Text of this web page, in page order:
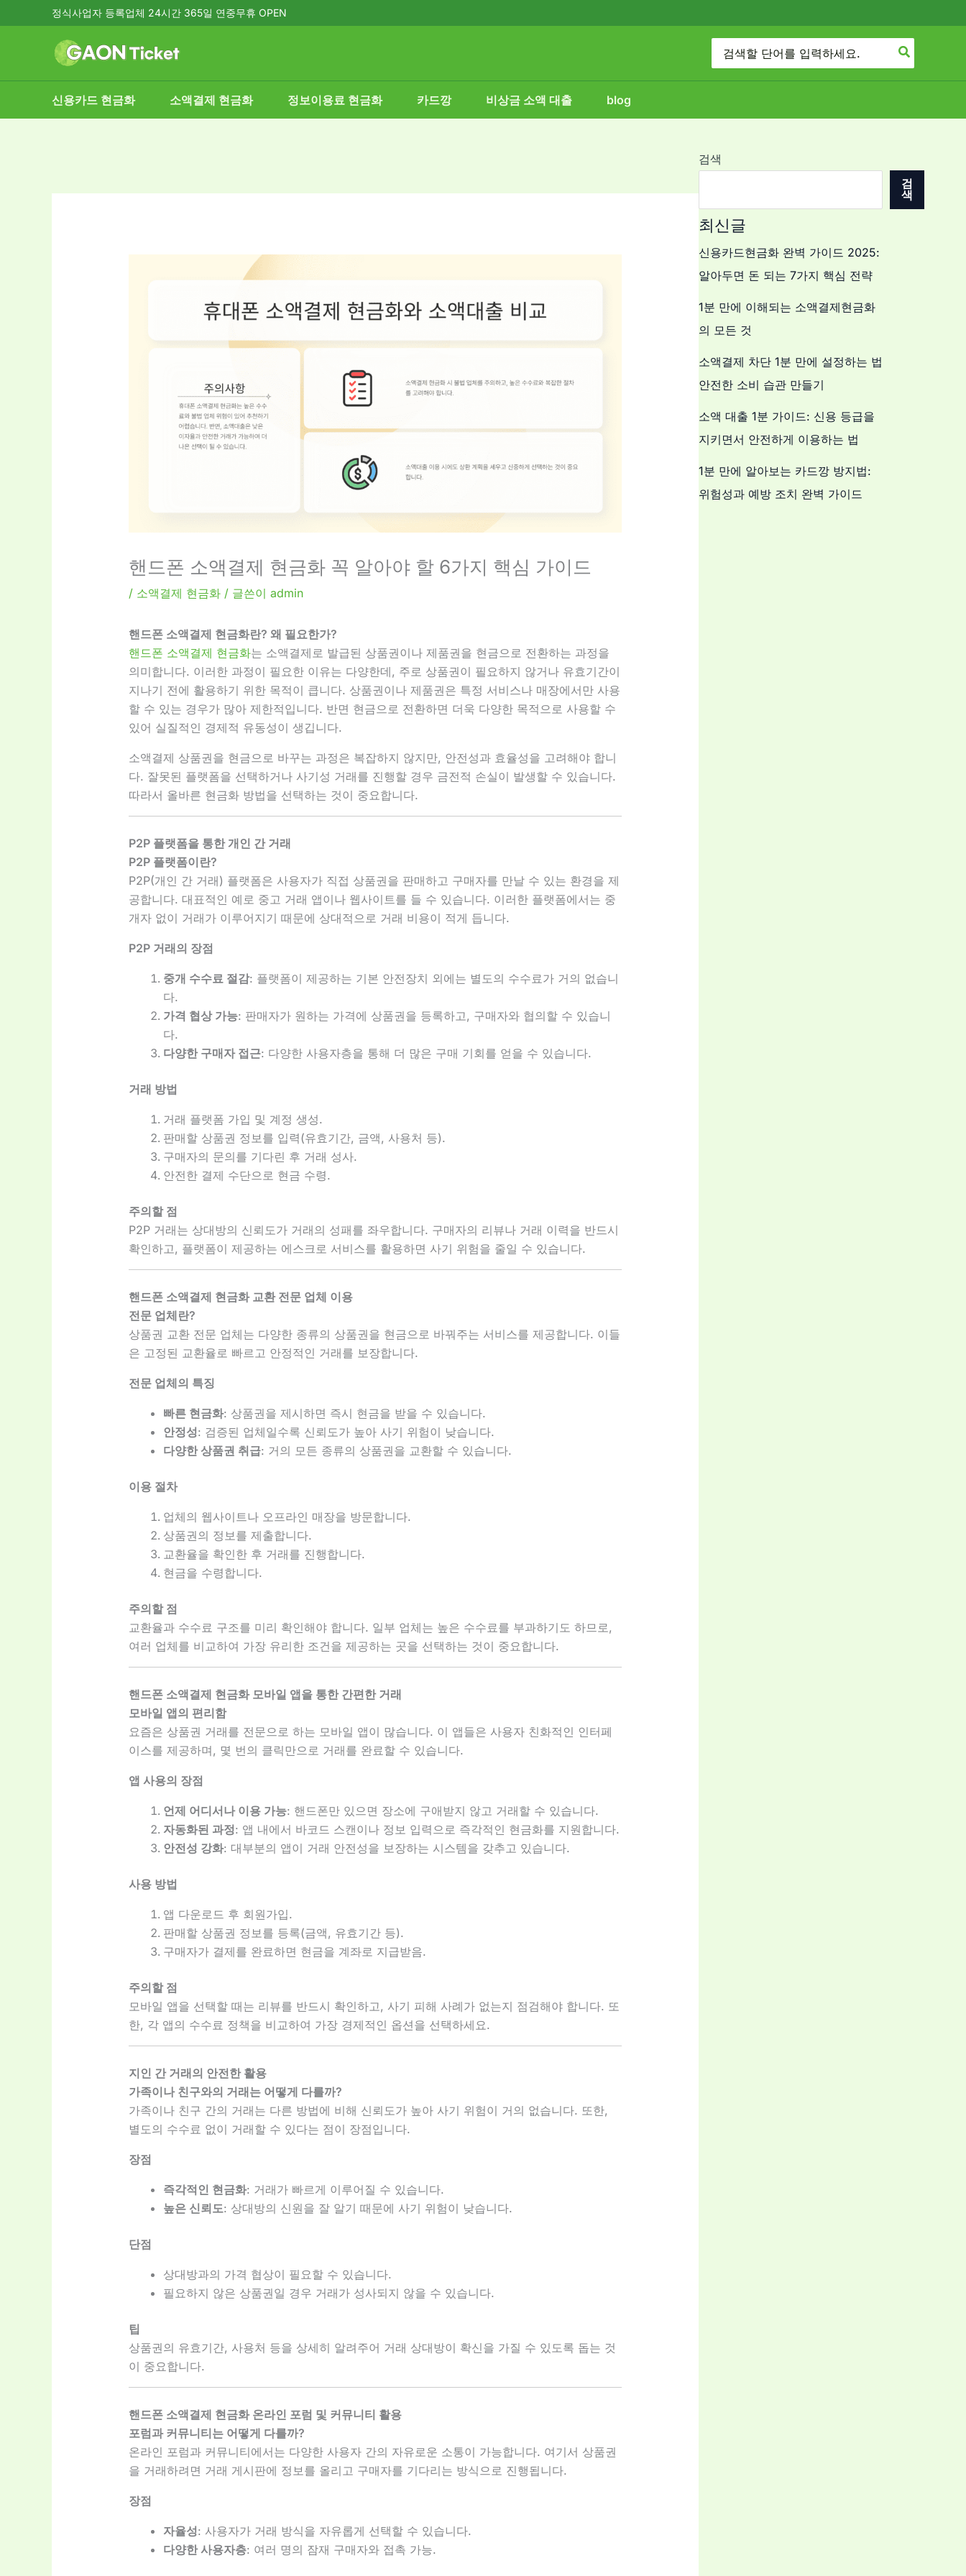
텐
건
뛰
정식사업자 등록업체 24시간 365일 연중무휴 OPEN
for:
신용카드 현금화 소액결제 현금화 정보이용료 현금화 카드깡 비상금 소액 대출 blog
핸드폰 소액결제 현금화 꼭 알아야 할 6가지 핵심 가이드
/ 소액결제 현금화/ 글쓴이 admin
핸드폰 소액결제 현금화란? 왜 필요한가?
핸드폰 소액결제 현금화는 소액결제로 발급된 상품권이나 제품권을 현금으로 전환하는 과정을
의미합니다. 이러한 과정이 필요한 이유는 다양한데, 주로 상품권이 필요하지 않거나 유효기간이
지나기 전에 활용하기 위한 목적이 큽니다. 상품권이나 제품권은 특정 서비스나 매장에서만 사용
할 수 있는 경우가 많아 제한적입니다. 반면 현금으로 전환하면 더욱 다양한 목적으로 사용할 수
있어 실질적인 경제적 유동성이 생깁니다.
소액결제 상품권을 현금으로 바꾸는 과정은 복잡하지 않지만, 안전성과 효율성을 고려해야 합니
다. 잘못된 플랫폼을 선택하거나 사기성 거래를 진행할 경우 금전적 손실이 발생할 수 있습니다.
따라서 올바른 현금화 방법을 선택하는 것이 중요합니다.
P2P 플랫폼을 통한 개인 간 거래
P2P 플랫폼이란?
P2P(개인 간 거래) 플랫폼은 사용자가 직접 상품권을 판매하고 구매자를 만날 수 있는 환경을 제
공합니다. 대표적인 예로 중고 거래 앱이나 웹사이트를 들 수 있습니다. 이러한 플랫폼에서는 중
개자 없이 거래가 이루어지기 때문에 상대적으로 거래 비용이 적게 듭니다.
P2P 거래의 장점
중개 수수료 절감: 플랫폼이 제공하는 기본 안전장치 외에는 별도의 수수료가 거의 없습니
다.
가격 협상 가능: 판매자가 원하는 가격에 상품권을 등록하고, 구매자와 협의할 수 있습니
다.
다양한 구매자 접근: 다양한 사용자층을 통해 더 많은 구매 기회를 얻을 수 있습니다.
거래 방법
거래 플랫폼 가입 및 계정 생성.
판매할 상품권 정보를 입력(유효기간, 금액, 사용처 등).
구매자의 문의를 기다린 후 거래 성사.
안전한 결제 수단으로 현금 수령.
주의할 점
P2P 거래는 상대방의 신뢰도가 거래의 성패를 좌우합니다. 구매자의 리뷰나 거래 이력을 반드시
확인하고, 플랫폼이 제공하는 에스크로 서비스를 활용하면 사기 위험을 줄일 수 있습니다.
핸드폰 소액결제 현금화 교환 전문 업체 이용
전문 업체란?
상품권 교환 전문 업체는 다양한 종류의 상품권을 현금으로 바꿔주는 서비스를 제공합니다. 이들
은 고정된 교환율로 빠르고 안정적인 거래를 보장합니다.
전문 업체의 특징
빠른 현금화: 상품권을 제시하면 즉시 현금을 받을 수 있습니다.
안정성: 검증된 업체일수록 신뢰도가 높아 사기 위험이 낮습니다.
다양한 상품권 취급: 거의 모든 종류의 상품권을 교환할 수 있습니다.
이용 절차
업체의 웹사이트나 오프라인 매장을 방문합니다.
상품권의 정보를 제출합니다.
교환율을 확인한 후 거래를 진행합니다.
현금을 수령합니다.
주의할 점
교환율과 수수료 구조를 미리 확인해야 합니다. 일부 업체는 높은 수수료를 부과하기도 하므로,
여러 업체를 비교하여 가장 유리한 조건을 제공하는 곳을 선택하는 것이 중요합니다.
핸드폰 소액결제 현금화 모바일 앱을 통한 간편한 거래
모바일 앱의 편리함
요즘은 상품권 거래를 전문으로 하는 모바일 앱이 많습니다. 이 앱들은 사용자 친화적인 인터페
이스를 제공하며, 몇 번의 클릭만으로 거래를 완료할 수 있습니다.
앱 사용의 장점
언제 어디서나 이용 가능: 핸드폰만 있으면 장소에 구애받지 않고 거래할 수 있습니다.
자동화된 과정: 앱 내에서 바코드 스캔이나 정보 입력으로 즉각적인 현금화를 지원합니다.
안전성 강화: 대부분의 앱이 거래 안전성을 보장하는 시스템을 갖추고 있습니다.
사용 방법
앱 다운로드 후 회원가입.
판매할 상품권 정보를 등록(금액, 유효기간 등).
구매자가 결제를 완료하면 현금을 계좌로 지급받음.
주의할 점
모바일 앱을 선택할 때는 리뷰를 반드시 확인하고, 사기 피해 사례가 없는지 점검해야 합니다. 또
한, 각 앱의 수수료 정책을 비교하여 가장 경제적인 옵션을 선택하세요.
지인 간 거래의 안전한 활용
가족이나 친구와의 거래는 어떻게 다를까?
가족이나 친구 간의 거래는 다른 방법에 비해 신뢰도가 높아 사기 위험이 거의 없습니다. 또한,
별도의 수수료 없이 거래할 수 있다는 점이 장점입니다.
장점
즉각적인 현금화: 거래가 빠르게 이루어질 수 있습니다.
높은 신뢰도: 상대방의 신원을 잘 알기 때문에 사기 위험이 낮습니다.
단점
상대방과의 가격 협상이 필요할 수 있습니다.
필요하지 않은 상품권일 경우 거래가 성사되지 않을 수 있습니다.
팁
상품권의 유효기간, 사용처 등을 상세히 알려주어 거래 상대방이 확신을 가질 수 있도록 돕는 것
이 중요합니다.
핸드폰 소액결제 현금화 온라인 포럼 및 커뮤니티 활용
포럼과 커뮤니티는 어떻게 다를까?
온라인 포럼과 커뮤니티에서는 다양한 사용자 간의 자유로운 소통이 가능합니다. 여기서 상품권
을 거래하려면 거래 게시판에 정보를 올리고 구매자를 기다리는 방식으로 진행됩니다.
장점
자율성: 사용자가 거래 방식을 자유롭게 선택할 수 있습니다.
다양한 사용자층: 여러 명의 잠재 구매자와 접촉 가능.
검색
검
색
최신글
신용카드현금화 완벽 가이드 2025:
알아두면 돈 되는 7가지 핵심 전략
1분 만에 이해되는 소액결제현금화
의 모든 것
소액결제 차단 1분 만에 설정하는 법
안전한 소비 습관 만들기
소액 대출 1분 가이드: 신용 등급을
지키면서 안전하게 이용하는 법
1분 만에 알아보는 카드깡 방지법:
위험성과 예방 조치 완벽 가이드